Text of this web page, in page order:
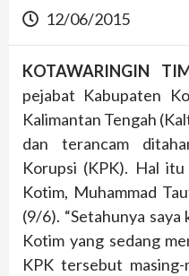
12/06/2015
KOTAWARINGIN
pejabat Kabupaten
Kalimantan Tengah
dan terancam
Korupsi (KPK). Hal
Kotim, Muhammad
(9/6). “Setahunya
Kotim yang sedang
KPK tersebut